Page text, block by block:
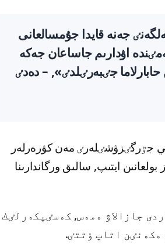
جەنە قايدا جۇمسالعانى
ميلليارد تەڭگە كٶلەمٸندە اۋدارىم جاساعان جەكە
جٸبەرٸلدٸ», – دەدٸ
جٷرگٸزۋشٸلەرٸ مەن كۋرەرلەر
ايتىپ, سالىق ورگاندارىنا
جازالاۋ ەمەس, كەسٸپكەرلٸك
اتاپ ٶتتٸ.